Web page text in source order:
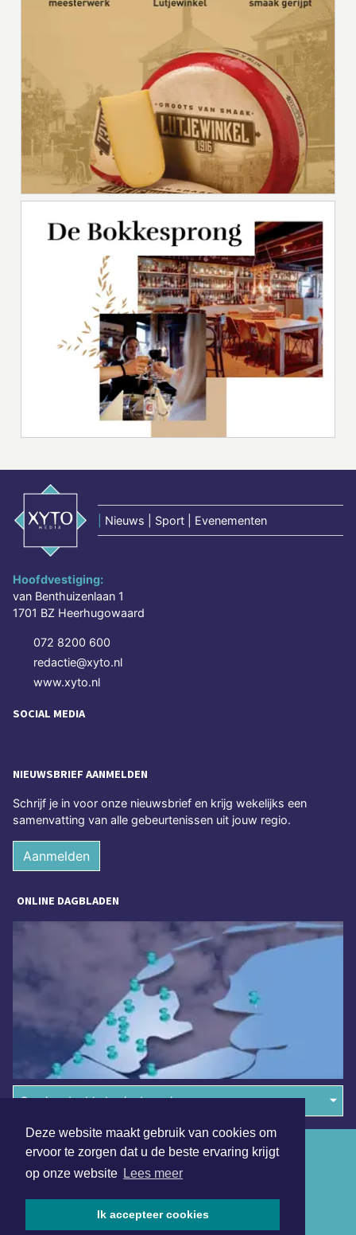
Deze website maakt gebruik van cookies om
ervoor te zorgen dat u de beste ervaring krijgt
op onze website Lees meer
Ik accepteer cookies
Nieuws | Sport | Evenementen
Hoofdvestiging:
van Benthuizenlaan 1
1701 BZ Heerhugowaard
072 8200 600
redactie@xyto.nl
www.xyto.nl
SOCIAL MEDIA
NIEUWSBRIEF AANMELDEN
Schrijf je in voor onze nieuwsbrief en krijg wekelijks een
samenvatting van alle gebeurtenissen uit jouw regio.
Aanmelden
ONLINE DAGBLADEN
Overige dagbladen in de regio
Algemene voorwaarden
Disclaimer